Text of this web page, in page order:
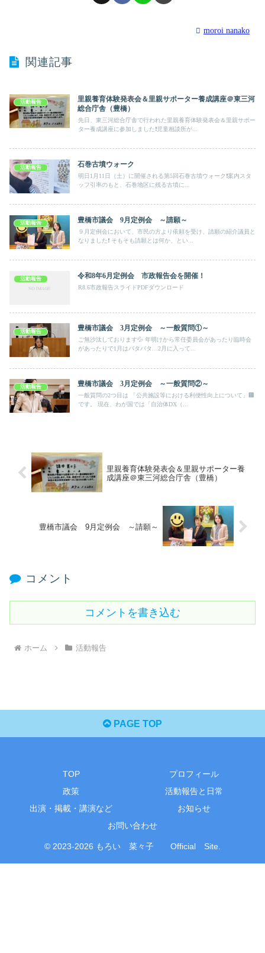
moroi nanako
関連記事
活動報告
里親養育体験発表会＆里親サポーター養成講座＠東三河
総合庁舎（豊橋）
先日、東三河総合庁舎で行われた里親養育体験発表会＆里親サポー
ター養成講座に参加しました❗児童相談所が...
活動報告 石巻古墳ウォーク
明日1月11日（土）に開催される第5回石巻古墳ウォーク❗案内スタ
ッフ引率のもと、石巻地区に残る古墳に...
活動報告 豊橋市議会 9月定例会 ～請願～
９月定例会において、市民の方より依頼を受け、請願の紹介議員と
なりました❗ そもそも請願とは何か、とい...
活動報告 令和8年6月定例会 市政報告会を開催！
R8.6市政報告スライドPDFダウンロード
活動報告 豊橋市議会 3月定例会 ～一般質問①～
ご無沙汰しております💦 年明けから常任委員会があったり臨時会
があったりで1月はバタバタ…2月に入って...
活動報告 豊橋市議会 3月定例会 ～一般質問②～
一般質問の2つ目は 「公共施設等における利便性向上について」🏢
です。 現在、わが国では「自治体DX（...
里親養育体験発表会＆里親サポーター養
成講座＠東三河総合庁舎（豊橋）
豊橋市議会 9月定例会 ～請願～
コメント
コメントを書き込む
ホーム 活動報告
PAGE TOP
TOP
プロフィール
政策
活動報告と日常
出演・掲載・講演など
お知らせ
お問い合わせ
© 2023-2026 もろい 菜々子 Official Site.